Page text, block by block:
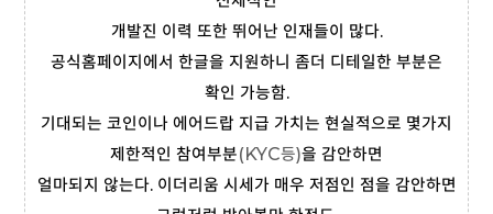
개발진 이력 또한 뛰어난 인재들이 많다.
공식홈페이지에서 한글을 지원하니 좀더 디테일한 부분은
확인 가능함.
기대되는 코인이나 에어드랍 지급 가치는 현실적으로 몇가지
제한적인 참여부분(KYC등)을 감안하면
얼마되지 않는다. 이더리움 시세가 매우 저점인 점을 감안하면